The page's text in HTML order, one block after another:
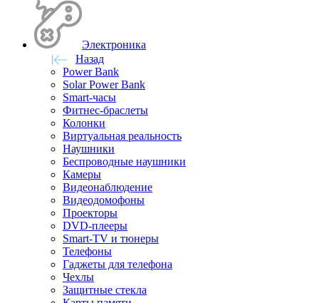
Электроника
Назад
Power Bank
Solar Power Bank
Smart-часы
Фитнес-браслеты
Колонки
Виртуальная реальность
Наушники
Беспроводные наушники
Камеры
Видеонаблюдение
Видеодомофоны
Проекторы
DVD-плееры
Smart-TV и тюнеры
Телефоны
Гаджеты для телефона
Чехлы
Защитные стекла